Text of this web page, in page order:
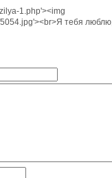
1.php'><img
тебя люблю,